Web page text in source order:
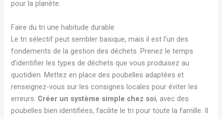
pour la planète.
Faire du tri une habitude durable
Le tri sélectif peut sembler basique, mais il est l’un des
fondements de la gestion des déchets. Prenez le temps
d’identifier les types de déchets que vous produisez au
quotidien. Mettez en place des poubelles adaptées et
renseignez-vous sur les consignes locales pour éviter les
erreurs. Créer un système simple chez soi, avec des
poubelles bien identifiées, facilite le tri pour toute la famille. Il